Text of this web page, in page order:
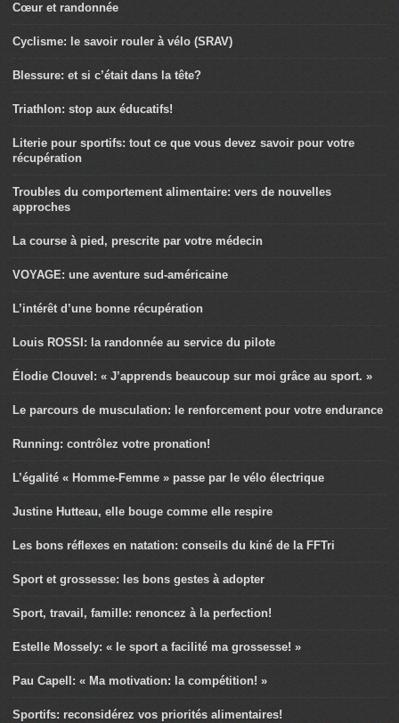
Cœur et randonnée
Cyclisme: le savoir rouler à vélo (SRAV)
Blessure: et si c’était dans la tête?
Triathlon: stop aux éducatifs!
Literie pour sportifs: tout ce que vous devez savoir pour votre
récupération
Troubles du comportement alimentaire: vers de nouvelles
approches
La course à pied, prescrite par votre médecin
VOYAGE: une aventure sud-américaine
L’intérêt d’une bonne récupération
Louis ROSSI: la randonnée au service du pilote
Élodie Clouvel: « J’apprends beaucoup sur moi grâce au sport. »
Le parcours de musculation: le renforcement pour votre endurance
Running: contrôlez votre pronation!
L’égalité « Homme-Femme » passe par le vélo électrique
Justine Hutteau, elle bouge comme elle respire
Les bons réflexes en natation: conseils du kiné de la FFTri
Sport et grossesse: les bons gestes à adopter
Sport, travail, famille: renoncez à la perfection!
Estelle Mossely: « le sport a facilité ma grossesse! »
Pau Capell: « Ma motivation: la compétition! »
Sportifs: reconsidérez vos priorités alimentaires!